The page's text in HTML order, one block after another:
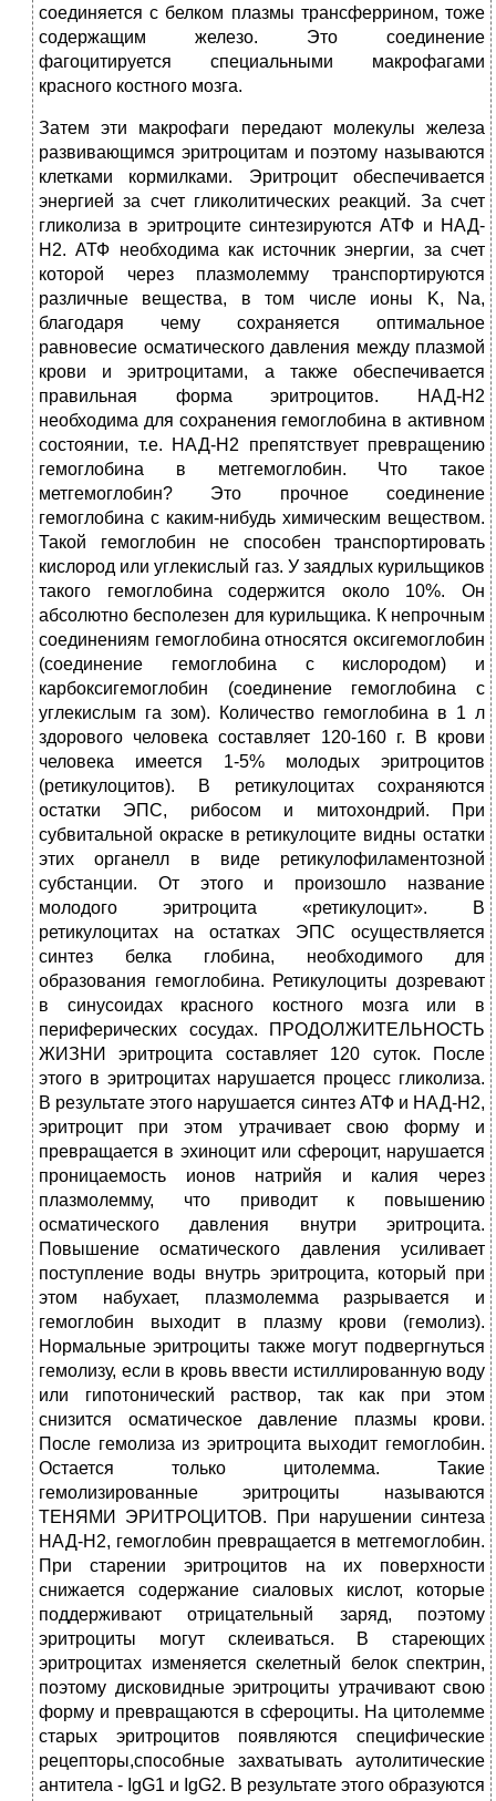
соединяется с белком плазмы трансферрином, тоже
содержащим железо. Это соединение
фагоцитируется специальными макрофагами
красного костного мозга.
Затем эти макрофаги передают молекулы железа
развивающимся эритроцитам и поэтому называются
клетками кормилками. Эритроцит обеспечивается
энергией за счет гликолитических реакций. За счет
гликолиза в эритроците синтезируются АТФ и НАД-
Н2. АТФ необходима как источник энергии, за счет
которой через плазмолемму транспортируются
различные вещества, в том числе ионы K, Na,
благодаря чему сохраняется оптимальное
равновесие осматического давления между плазмой
крови и эритроцитами, а также обеспечивается
правильная форма эритроцитов. НАД-Н2
необходима для сохранения гемоглобина в активном
состоянии, т.е. НАД-Н2 препятствует превращению
гемоглобина в метгемоглобин. Что такое
метгемоглобин? Это прочное соединение
гемоглобина с каким-нибудь химическим веществом.
Такой гемоглобин не способен транспортировать
кислород или углекислый газ. У заядлых курильщиков
такого гемоглобина содержится около 10%. Он
абсолютно бесполезен для курильщика. К непрочным
соединениям гемоглобина относятся оксигемоглобин
(соединение гемоглобина с кислородом) и
карбоксигемоглобин (соединение гемоглобина с
углекислым га зом). Количество гемоглобина в 1 л
здорового человека составляет 120-160 г. В крови
человека имеется 1-5% молодых эритроцитов
(ретикулоцитов). В ретикулоцитах сохраняются
остатки ЭПС, рибосом и митохондрий. При
субвитальной окраске в ретикулоците видны остатки
этих органелл в виде ретикулофиламентозной
субстанции. От этого и произошло название
молодого эритроцита «ретикулоцит». В
ретикулоцитах на остатках ЭПС осуществляется
синтез белка глобина, необходимого для
образования гемоглобина. Ретикулоциты дозревают
в синусоидах красного костного мозга или в
периферических сосудах. ПРОДОЛЖИТЕЛЬНОСТЬ
ЖИЗНИ эритроцита составляет 120 суток. После
этого в эритроцитах нарушается процесс гликолиза.
В результате этого нарушается синтез АТФ и НАД-Н2,
эритроцит при этом утрачивает свою форму и
превращается в эхиноцит или сфероцит, нарушается
проницаемость ионов натрийя и калия через
плазмолемму, что приводит к повышению
осматического давления внутри эритроцита.
Повышение осматического давления усиливает
поступление воды внутрь эритроцита, который при
этом набухает, плазмолемма разрывается и
гемоглобин выходит в плазму крови (гемолиз).
Нормальные эритроциты также могут подвергнуться
гемолизу, если в кровь ввести истиллированную воду
или гипотонический раствор, так как при этом
снизится осматическое давление плазмы крови.
После гемолиза из эритроцита выходит гемоглобин.
Остается только цитолемма. Такие
гемолизированные эритроциты называются
ТЕНЯМИ ЭРИТРОЦИТОВ. При нарушении синтеза
НАД-Н2, гемоглобин превращается в метгемоглобин.
При старении эритроцитов на их поверхности
снижается содержание сиаловых кислот, которые
поддерживают отрицательный заряд, поэтому
эритроциты могут склеиваться. В стареющих
эритроцитах изменяется скелетный белок спектрин,
поэтому дисковидные эритроциты утрачивают свою
форму и превращаются в сфероциты. На цитолемме
старых эритроцитов появляются специфические
рецепторы,способные захватывать аутолитические
антитела - IgG1 и IgG2. В результате этого образуются